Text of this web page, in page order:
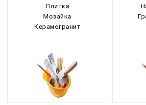
Плитка
Мозайка
Керамогранит